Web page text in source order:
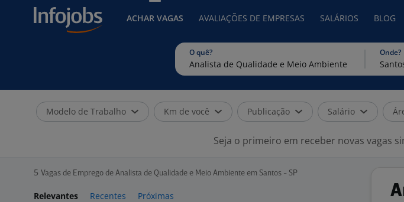
ACHAR VAGAS AVALIAÇÕES DE EMPRESAS SALÁRIOS BLOG
O quê? Onde?
Modelo de Trabalho Km de você Publicação Salário
Seja o primeiro em receber novas vagas
5 Vagas de Emprego de Analista de Qualidade e Meio Ambiente em Santos - SP
Relevantes Recentes Próximas